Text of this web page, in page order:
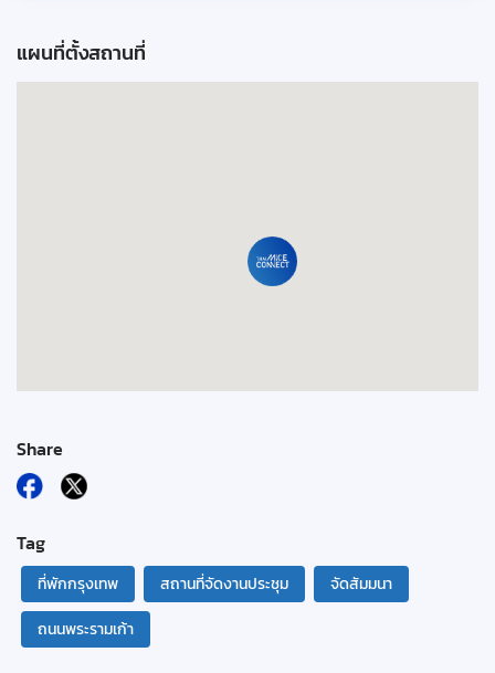
แผนที่ตั้งสถานที่
Share
Tag
ที่พักกรุงเทพ สถานที่จัดงานประชุม
จัดสัมมนา
ถนนพระรามเก้า